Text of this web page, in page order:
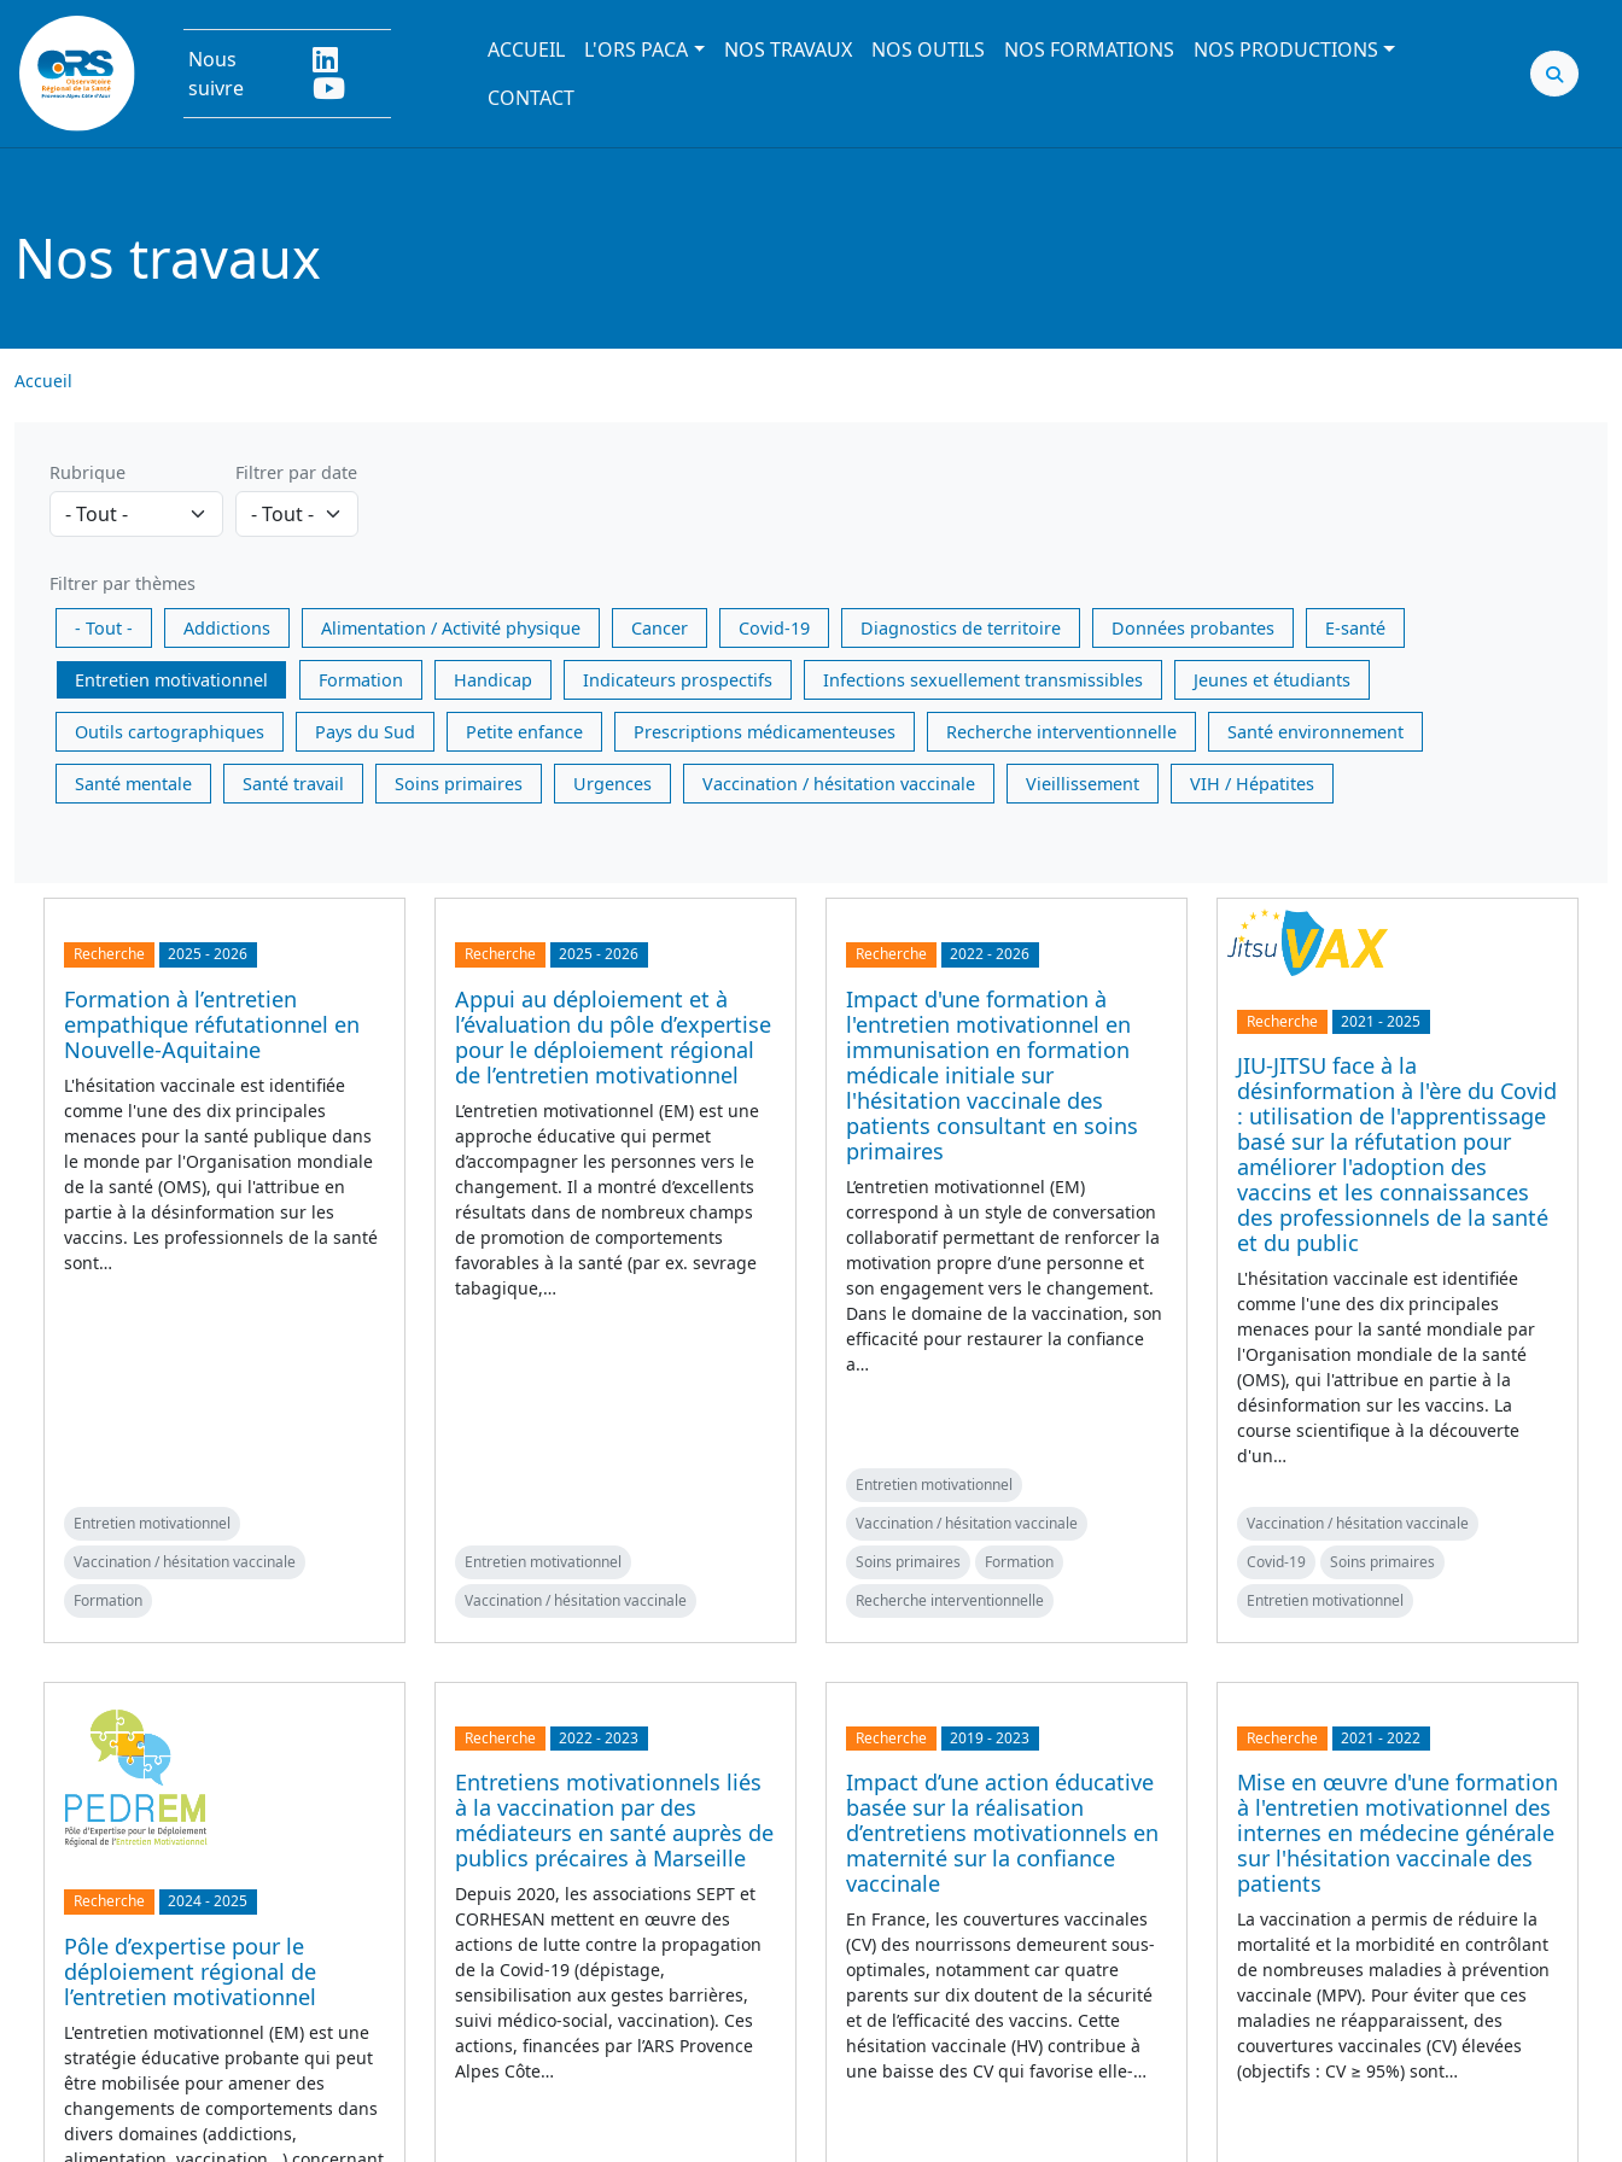
Aller au contenu principal
Nous
suivre
Main navigation
ACCUEIL L'ORS PACA NOS TRAVAUX NOS OUTILS NOS FORMATIONS
NOS PRODUCTIONS
CONTACT
Nos travaux
Accueil
Rubrique Filtrer par date
Filtrer par thèmes
- Tout -
Addictions Alimentation / Activité physique Cancer Covid-19 Diagnostics de territoire Données probantes E-santé
Entretien motivationnel Formation Handicap Indicateurs prospectifs Infections sexuellement transmissibles Jeunes et étudiants
Outils cartographiques Pays du Sud Petite enfance Prescriptions médicamenteuses Recherche interventionnelle Santé environnement
Santé mentale Santé travail Soins primaires Urgences Vaccination / hésitation vaccinale Vieillissement VIH / Hépatites
Recherche 2025-2026
Formation à l’entretien
empathique réfutationnel en
Nouvelle-Aquitaine
L'hésitation vaccinale est identifiée
comme l'une des dix principales
menaces pour la santé publique dans
le monde par l'Organisation mondiale
de la santé (OMS), qui l'attribue en
partie à la désinformation sur les
vaccins. Les professionnels de la santé
sont…
Entretien motivationnel
Vaccination / hésitation vaccinale
Formation
Recherche 2025-2026
Appui au déploiement et à
l’évaluation du pôle d’expertise
pour le déploiement régional
de l’entretien motivationnel
L’entretien motivationnel (EM) est une
approche éducative qui permet
d’accompagner les personnes vers le
changement. Il a montré d’excellents
résultats dans de nombreux champs
de promotion de comportements
favorables à la santé (par ex. sevrage
tabagique,…
Entretien motivationnel
Vaccination / hésitation vaccinale
Recherche 2022-2026
Impact d'une formation à
l'entretien motivationnel en
immunisation en formation
médicale initiale sur
l'hésitation vaccinale des
patients consultant en soins
primaires
L’entretien motivationnel (EM)
correspond à un style de conversation
collaboratif permettant de renforcer la
motivation propre d’une personne et
son engagement vers le changement.
Dans le domaine de la vaccination, son
efficacité pour restaurer la confiance
a…
Entretien motivationnel
Vaccination / hésitation vaccinale
Soins primaires
Formation
Recherche interventionnelle
Recherche 2021 -2025
JIU-JITSU face à la
désinformation à l'ère du Covid
: utilisation de l'apprentissage
basé sur la réfutation pour
améliorer l'adoption des
vaccins et les connaissances
des professionnels de la santé
et du public
L'hésitation vaccinale est identifiée
comme l'une des dix principales
menaces pour la santé mondiale par
l'Organisation mondiale de la santé
(OMS), qui l'attribue en partie à la
désinformation sur les vaccins. La
course scientifique à la découverte
d'un…
Vaccination / hésitation vaccinale
Covid-19
Soins primaires
Entretien motivationnel
Recherche 2024-2025
Pôle d’expertise pour le
déploiement régional de
l’entretien motivationnel
L'entretien motivationnel (EM) est une
stratégie éducative probante qui peut
être mobilisée pour amener des
changements de comportements dans
divers domaines (addictions,
Recherche 2022-2023
Entretiens motivationnels liés
à la vaccination par des
médiateurs en santé auprès de
publics précaires à Marseille
Depuis 2020, les associations SEPT et
CORHESAN mettent en œuvre des
actions de lutte contre la propagation
de la Covid-19 (dépistage,
sensibilisation aux gestes barrières,
suivi médico-social, vaccination). Ces
actions, financées par l’ARS Provence
Alpes Côte…
Recherche 2019-2023
Impact d’une action éducative
basée sur la réalisation
d’entretiens motivationnels en
maternité sur la confiance
vaccinale
En France, les couvertures vaccinales
(CV) des nourrissons demeurent sous-
optimales, notamment car quatre
parents sur dix doutent de la sécurité
et de l’efficacité des vaccins. Cette
hésitation vaccinale (HV) contribue à
une baisse des CV qui favorise elle-…
Recherche 2021 -2022
Mise en œuvre d'une formation
à l'entretien motivationnel des
internes en médecine générale
sur l'hésitation vaccinale des
patients
La vaccination a permis de réduire la
mortalité et la morbidité en contrôlant
de nombreuses maladies à prévention
vaccinale (MPV). Pour éviter que ces
maladies ne réapparaissent, des
couvertures vaccinales (CV) élevées
(objectifs : CV ≥ 95%) sont…